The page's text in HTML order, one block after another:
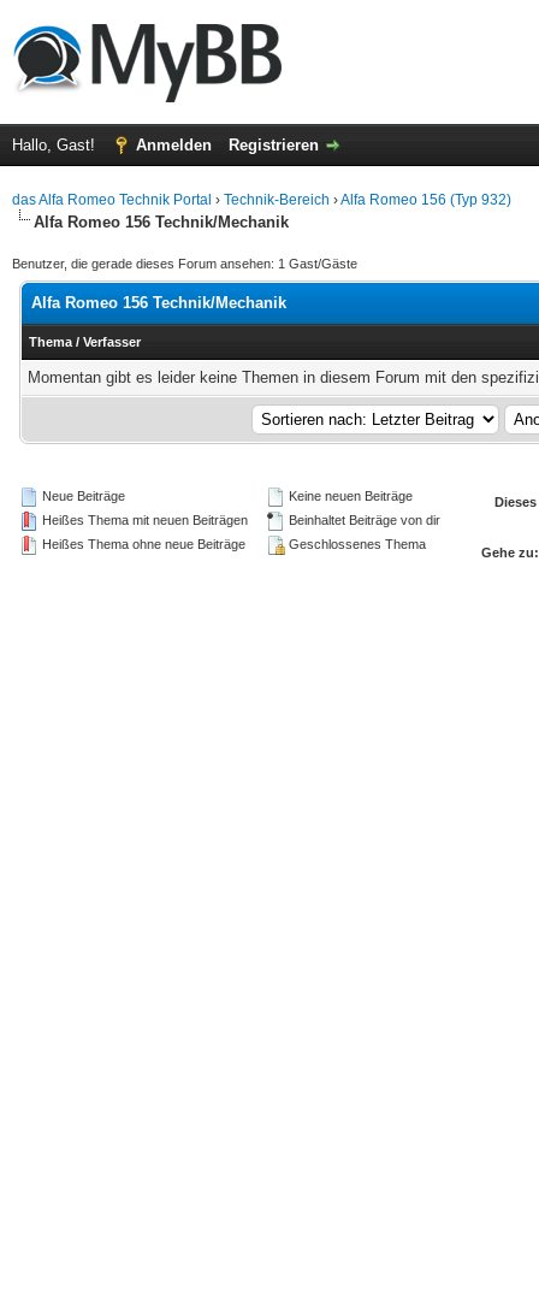
Hallo, Gast! Anmelden Registrieren
das Alfa Romeo Technik Portal › Technik-Bereich ›Alfa Romeo 156 (Typ 932)
Alfa Romeo 156 Technik/Mechanik
Benutzer, die gerade dieses Forum ansehen: 1 Gast/Gäste
Alfa Romeo 156 Technik/Mechanik
Thema / Verfasser
Momentan gibt es leider keine Themen in diesem Forum mit den
Neue Beiträge
Heißes Thema mit neuen Beiträgen
Heißes Thema ohne neue Beiträge
Keine neuen Beiträge
Beinhaltet Beiträge von dir
Geschlossenes Thema
Gehe zu: